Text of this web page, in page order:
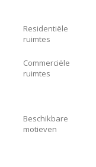
Residentiële
ruimtes
Commerciële
ruimtes
Beschikbare
motieven